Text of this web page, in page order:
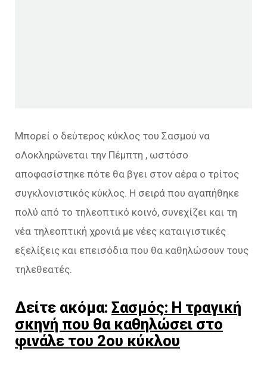
Μπορεί ο δεύτερος κύκλος του Σασμού να
oΛοκληρώνεται την Πέμπτη , ωστόσο
αποφασίστηκε πότε θα βγει στον αέρα ο τρίτος
συγκλονιστικός κύκλος. Η σειρά που αγαπήθηκε
πολύ από το τηλεοπτικό κοινό, συνεχίζει και τη
νέα τηλεοπτική χρονιά με νέες καταιγιστικές
εξελίξεις και επεισόδια που θα καθηλώσουν τους
τηλεθεατές.
Δείτε ακόμα: Σασμός: Η τραγική
σκηνή που θα καθηλώσει στο
φινάλε του 2ου κύκλου